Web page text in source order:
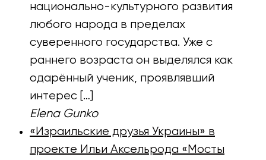
национально-культурного развития
любого народа в пределах
суверенного государства. Уже с
раннего возраста он выделялся как
одарённый ученик, проявлявший
интерес […]
Elena Gunko
«Израильские друзья Украины» в
проекте Ильи Аксельрода «Мосты